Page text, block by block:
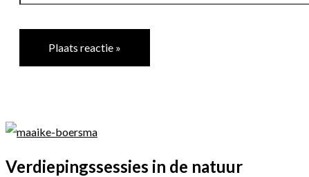
Verdiepingssessies in de natuur